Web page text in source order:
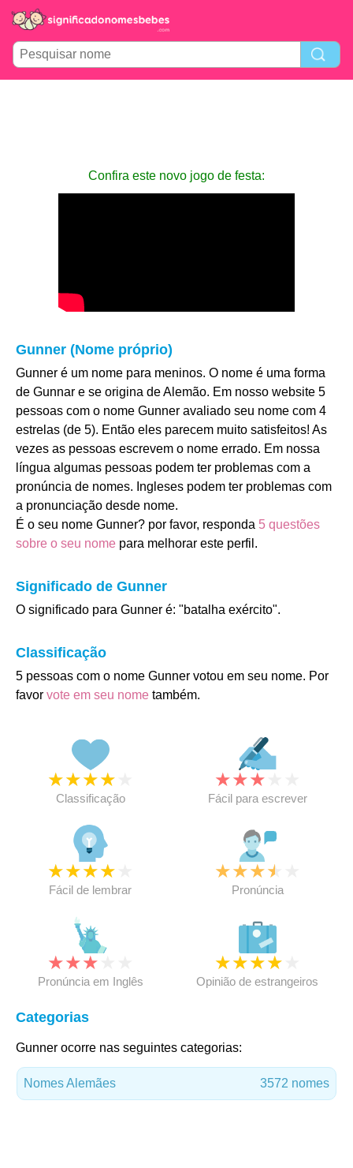
Confira este novo jogo de festa:
Gunner (Nome próprio)
Gunner é um nome para meninos. O nome é uma forma
de Gunnar e se origina de Alemão. Em nosso website 5
pessoas com o nome Gunner avaliado seu nome com 4
estrelas (de 5). Então eles parecem muito satisfeitos! As
vezes as pessoas escrevem o nome errado. Em nossa
língua algumas pessoas podem ter problemas com a
pronúncia de nomes. Ingleses podem ter problemas com
a pronunciação desde nome.
É o seu nome Gunner? por favor, responda 5 questões
sobre o seu nome para melhorar este perfil.
Significado de Gunner
O significado para Gunner é: "batalha exército".
Classificação
5 pessoas com o nome Gunner votou em seu nome. Por
favor vote em seu nome também.
★★★★
Classificação
★★★
Fácil para escrever
★★★★
Fácil de lembrar
★★★★
Pronúncia
★★★
Pronúncia em Inglês
★★★★
Opinião de estrangeiros
Categorias
Gunner ocorre nas seguintes categorias:
Nomes Alemães 3572 nomes